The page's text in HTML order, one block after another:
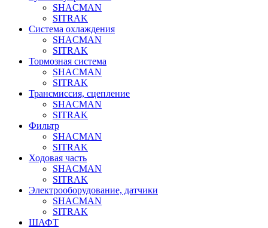
SHACMAN
SITRAK
Система охлаждения
SHACMAN
SITRAK
Тормозная система
SHACMAN
SITRAK
Трансмиссия, сцепление
SHACMAN
SITRAK
Фильтр
SHACMAN
SITRAK
Ходовая часть
SHACMAN
SITRAK
Электрооборудование, датчики
SHACMAN
SITRAK
ШАФТ